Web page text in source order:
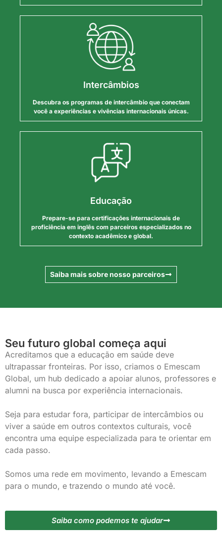
Intercâmbios
Descubra os programas de intercâmbio que conectam
você a experiências e vivências internacionais únicas.
Educação
Prepare-se para certificações internacionais de
proficiência em inglês com parceiros especializados no
contexto acadêmico e global.
Saiba mais sobre nosso parceiros
Seu futuro global começa aqui
Acreditamos que a educação em saúde deve
ultrapassar fronteiras. Por isso, criamos o Emescam
Global, um hub dedicado a apoiar alunos, professores e
alumni na busca por experiência internacionais.
Seja para estudar fora, participar de intercâmbios ou
viver a saúde em outros contextos culturais, você
encontra uma equipe especializada para te orientar em
cada passo.
Somos uma rede em movimento, levando a Emescam
para o mundo, e trazendo o mundo até você.
Saiba como podemos te ajudar